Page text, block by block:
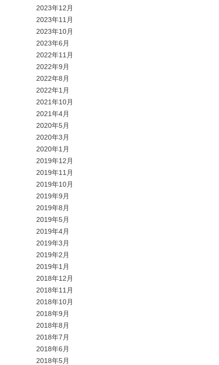
2023年12月
2023年11月
2023年10月
2023年6月
2022年11月
2022年9月
2022年8月
2022年1月
2021年10月
2021年4月
2020年5月
2020年3月
2020年1月
2019年12月
2019年11月
2019年10月
2019年9月
2019年8月
2019年5月
2019年4月
2019年3月
2019年2月
2019年1月
2018年12月
2018年11月
2018年10月
2018年9月
2018年8月
2018年7月
2018年6月
2018年5月